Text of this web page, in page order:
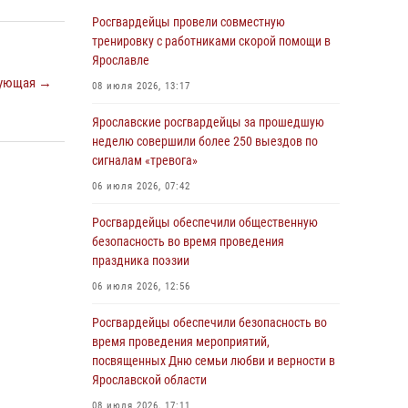
→
03 августа 2026, 06:20
Росгвардейцы обеспечили правопорядок во
время массового забега в Ярославле
Росгвардейцы обеспечили правопорядок во
время крестного хода в Ярославской области
27 июля 2026, 09:09
ЯРОСЛАВСКИЕ РОСГВАРДЕЙЦЫ ЗА
ПРОШЕДШУЮ НЕДЕЛЮ СОВЕРШИЛИ БОЛЕЕ
250 ВЫЕЗДОВ ПО СИГНАЛАМ «ТРЕВОГА»
27 июля 2026, 08:57
ЯРОСЛАВСКИЕ РОСГВАРДЕЙЦЫ ЗА
ПРОШЕДШУЮ НЕДЕЛЮ СОВЕРШИЛИ БОЛЕЕ
300 ВЫЕЗДОВ ПО СИГНАЛАМ «ТРЕВОГА»
20 июля 2026, 14:47
Росгвардейцы провели совместную
тренировку с работниками скорой помощи в
Ярославле
08 июля 2026, 13:17
Ярославские росгвардейцы за прошедшую
неделю совершили более 250 выездов по
сигналам «тревога»
06 июля 2026, 07:42
Росгвардейцы обеспечили общественную
безопасность во время проведения
праздника поэзии
06 июля 2026, 12:56
Росгвардейцы обеспечили безопасность во
время проведения мероприятий,
посвященных Дню семьи любви и верности в
Ярославской области